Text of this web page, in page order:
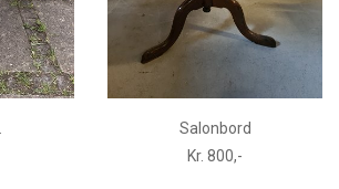
Salonbord
Kr. 800,-